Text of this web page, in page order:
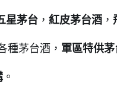
星茅台 ， 紅皮茅台酒 ，
種茅台酒， 軍區特供茅
。